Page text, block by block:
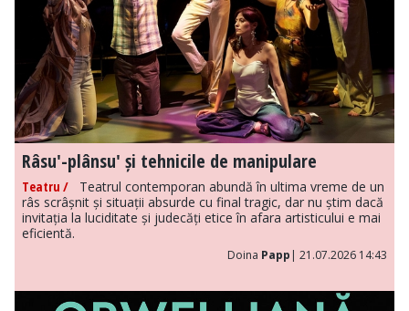
Râsu'-plânsu' și tehnicile de manipulare
Teatru / Teatrul contemporan abundă în ultima vreme de un
râs scrâșnit și situații absurde cu final tragic, dar nu știm dacă
invitația la luciditate și judecăți etice în afara artisticului e mai
eficientă.
Doina Papp | 21.07.2026 14:43